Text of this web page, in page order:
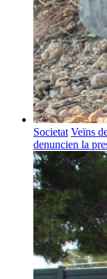
Societat Veïns
denuncien la